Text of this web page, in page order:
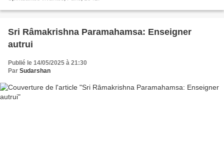
Sri Râmakrishna Paramahamsa: Enseigner
autrui
Publié le 14/05/2025 à 21:30
Par Sudarshan